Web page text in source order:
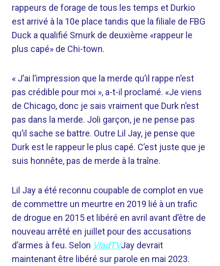
rappeurs de forage de tous les temps et Durkio
est arrivé à la 10e place tandis que la filiale de FBG
Duck a qualifié Smurk de deuxième «rappeur le
plus capé» de Chi-town.
« J’ai l’impression que la merde qu’il rappe n’est
pas crédible pour moi », a-t-il proclamé. «Je viens
de Chicago, donc je sais vraiment que Durk n’est
pas dans la merde. Joli garçon, je ne pense pas
qu’il sache se battre. Outre Lil Jay, je pense que
Durk est le rappeur le plus capé. C’est juste que je
suis honnête, pas de merde à la traîne.
Lil Jay a été reconnu coupable de complot en vue
de commettre un meurtre en 2019 lié à un trafic
de drogue en 2015 et libéré en avril avant d’être de
nouveau arrêté en juillet pour des accusations
d’armes à feu. Selon VladTVJay devrait
maintenant être libéré sur parole en mai 2023.